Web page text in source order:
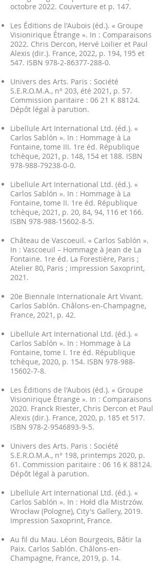
octobre 2022. Couverture et p. 147.
Les Éditions de l'Aubois (éd.). « Groupe
Visionirique Étrange ». In : Comparaisons
2022. Chris Dercon, Hervé Loilier et Paul
Alexis (dir.). France, 2022, p. 194, 195 et
547. ISBN 978-2-86377-288-0.
Univers des Arts. Paris : Société
S.E.R.O.M.A., n° 203, été 2021, p. 57.
Commission paritaire : 06 21 K 88124.
Dépôt légal à parution.
Libellule Art International Ltd. (éd.). «
Carlos Sablón ». In : Hommage à La
Fontaine, tome III. 1re éd. République
tchèque, 2021, p. 148, 154 et 188. ISBN
978-988-79238-0-0.
Libellule Art International Ltd. (éd.). «
Carlos Sablón ». In : Hommage à La
Fontaine, tome II. 1re éd. République
tchèque, 2021, p. 20, 84, 94, 116 et 166.
ISBN 978-988-15602-8-5.
Château de Vascoeuil. « Carlos Sablón ».
In : Vascoeuil – Hommage à Jean de La
Fontaine. 1re éd. La Forestière, Paris ;
Atelier 80, Paris ; impression Saxoprint,
2021.
20e Biennale Internationale Art Vivant.
Carlos Sablón. Châlons-en-Champagne,
France, 2021, p. 42.
Libellule Art International Ltd. (éd.). «
Carlos Sablón ». In : Hommage à La
Fontaine, tome I. 1re éd. République
tchèque, 2020, p. 154. ISBN 978-988-
15602-7-8.
Les Éditions de l'Aubois (éd.). « Groupe
Visionirique Étrange ». In : Comparaisons
2020. Franck Riester, Chris Dercon et Paul
Alexis (dir.). France, 2020, p. 185 et 517.
ISBN 978-2-9546893-9-5.
Univers des Arts. Paris : Société
S.E.R.O.M.A., n° 198, printemps 2020, p.
61. Commission paritaire : 06 16 K 88124.
Dépôt légal à parution.
Libellule Art International Ltd. (éd.). «
Carlos Sablón ». In : Hołd dla Mistrzów.
Wrocław (Pologne), City's Gallery, 2019.
Impression Saxoprint, France.
Au fil du Mau. Léon Bourgeois, Bâtir la
Paix. Carlos Sablón. Châlons-en-
Champagne, France, 2019, p. 14.